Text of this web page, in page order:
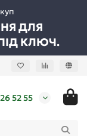
ДЛЯ
КЛЮЧ.
52 55